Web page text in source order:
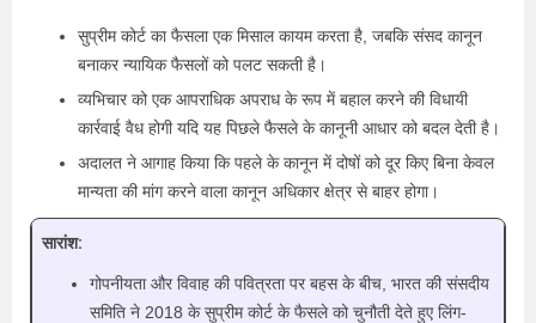
सुप्रीम कोर्ट का फैसला एक मिसाल कायम करता है, जबकि संसद कानून
बनाकर न्यायिक फैसलों को पलट सकती है।
व्यभिचार को एक आपराधिक अपराध के रूप में बहाल करने की विधायी
कार्रवाई वैध होगी यदि यह पिछले फैसले के कानूनी आधार को बदल देती है।
अदालत ने आगाह किया कि पहले के कानून में दोषों को दूर किए बिना केवल
मान्यता की मांग करने वाला कानून अधिकार क्षेत्र से बाहर होगा।
सारांश:
गोपनीयता और विवाह की पवित्रता पर बहस के बीच, भारत की संसदीय
समिति ने 2018 के सुप्रीम कोर्ट के फैसले को चुनौती देते हुए लिंग-